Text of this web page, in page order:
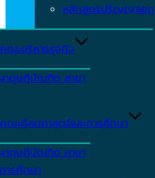
หลักสูตรปริญญาเอก
คณะบริหารธุจกิจ
ดุษฎีบัณฑิต สาขา
คณะศิลปศาสตร์และการศึกษา
ดุษฎีบัณฑิต สาขา
ารศึกษา